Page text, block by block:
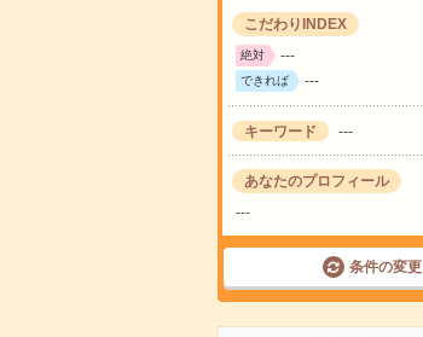
こだわりINDEX
絶対 ---
できれば ---
キーワード ---
あなたのプロフィール
---
条件の変更